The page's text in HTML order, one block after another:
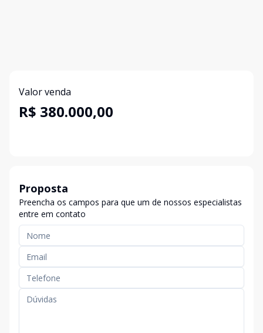
Valor venda
R$ 380.000,00
Proposta
Preencha os campos para que um de nossos especialistas
entre em contato